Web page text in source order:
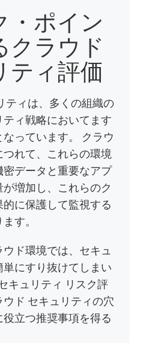
・ポイン
クラウド
ティ評価
ティは、多くの組織の
ィ戦略においてます
っています。 クラウ
つれて、これらの環境
データと重要なアプ
増加し、これらのク
に保護して監視する
す。
ド環境では、セキュ
単にすり抜けてしまい
キュリティ リスク評
ド セキュリティの穴
立つ推奨事項を得る